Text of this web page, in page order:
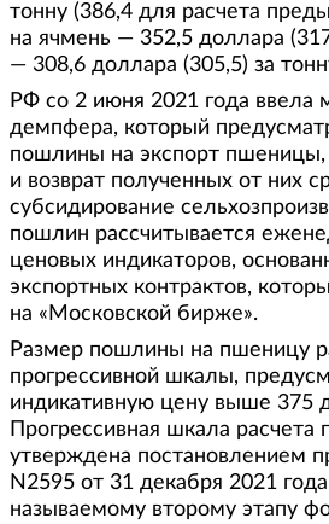
тонну (386,4 для расчета
на ячмень — 352,5 доллара
— 308,6 доллара (305,5) за
РФ со 2 июня 2021 года ввела
демпфера, который
пошлины на экспорт пшеницы,
и возврат полученных от них
субсидирование
пошлин рассчитывается
ценовых индикаторов,
экспортных контрактов,
на «Московской бирже».
Размер пошлины на пшеницу
прогрессивной шкалы,
индикативную цену выше 375
Прогрессивная шкала
утверждена постановлением
N2595 от 31 декабря 2021
называемому второму этапу